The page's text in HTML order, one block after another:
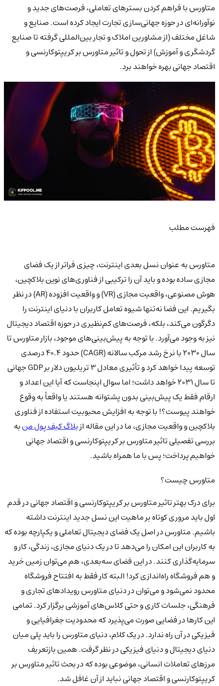
متاورس با فراهم کردن بسترهای تعاملی، فرصت‌های جدید و
نوآورانه‌ای در حوزه جهانی‌سازی تجارت ایجاد کرده است. صنایع و
شاغل مختلف (از مشاورین املاک و تجار بین‌المللی گرفته تا صنایع
گردشگری و آموزش) از تحول و تاثیر متاورس بر کریپتوکارنسی و
اقتصاد جهانی بهره خواهند برد.
فهرست مطلب
متاورس به عنوان نسل بعدی اینترنت، چیزی فراتر از یک فضای
مجازی ساده بوده و باید آن را ترکیبی از فناوری‌های نوین بلاکچین،
هوش مصنوعی، واقعیت مجازی (VR) و واقعیت افزوده (AR) در نظر
بگیریم. این فضا نه‌تنها شیوه تعامل کاربران با دنیای اینترنت را
دگرگون می‌کند، بلکه، فرصت‌های کم‌نظیری در حوزه اقتصاد دیجیتال
نیز به وجود می‌آورد. با توجه به پیش‌بینی‌های موجود، بازار متاورس تا
سال 2030 با نرخ رشد مرکب سالانه (CAGR) حدود 40.4 درصدی
توسعه پیدا خواهد کرد و تأثیری معادل 3 تریلیون دلار بر GDP جهانی
تا سال 2031 خواهد داشت؛ اما سوال اینجاست که آیا این اعداد و
ارقام فقط یک پیش‌بینی بدون پشتوانه هستند یا واقعاً به وقوع
خواهند پیوست؟! با توجه به افزایش محبوبیت استفاده از فناوری
بلاکچین و واقعیت مجازی، ما در این مقاله ازبلاگ کیف پول منبه
بررسی تفصیلی تاثیر متاورس بر کریپتوکارنسی و اقتصاد جهانی
خواهیم پرداخت؛ پس با ما همراه باشید.
متاورس چیست؟
برای درک بهتر تاثیر متاورس بر کریپتوکارنسی و اقتصاد جهانی در قدم
اول باید مروری کوتاه بر ماهیت این نسل جدید اینترنت داشته
باشیم. متاورس در اصل یک فضای دیجیتال تعاملی و یکپارچه بوده که
به کاربران این امکان را می‌دهد تا در یک دنیای مجازی، زندگی، کار و
سرمایه‌گذاری کنند. در این فضای سه‌بعدی، هم می‌توان زمین خرید
و هم فروشگاه راه‌اندازی کرد! البته کار فقط به افتتاح فروشگاه
محدود نمی‌شود و می‌توان در دنیای متاورس رویدادهای تجاری و
فرهنگی، جلسات کاری و حتی کلاس‌های آموزشی برگزار کرد. تمامی
این کارها در فضایی صورت می‌پذیرد که محدودیت جغرافیایی و
فیزیکی در آن راه ندارد. در یک کلام، دنیای متاورس را باید پلی میان
دنیای دیجیتال و دنیای فیزیکی در نظر گرفت. همین بازتعریف
مرزهای تعاملات انسانی، موضوعی بوده که در بحث تاثیر متاورس بر
کریپتوکارنسی و اقتصاد جهانی نباید از آن غافل شد.